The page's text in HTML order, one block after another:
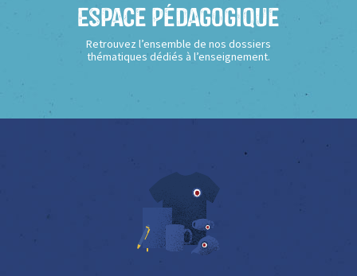
Espace Pédagogique
Retrouvez l’ensemble de nos dossiers
thématiques dédiés à l’enseignement.